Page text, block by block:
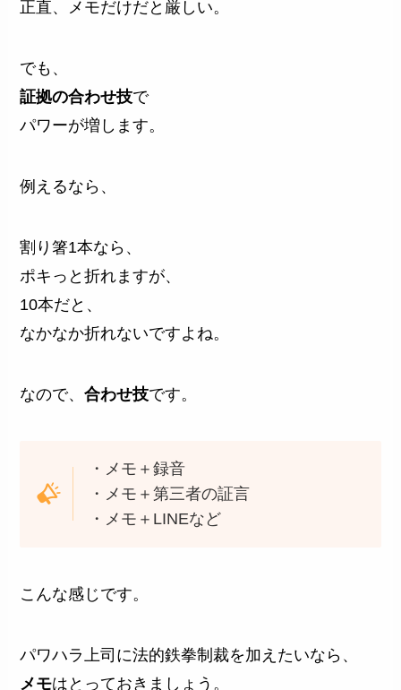
正直、メモだけだと厳しい。
でも、
証拠の合わせ技で
パワーが増します。
例えるなら、
割り箸1本なら、
ポキっと折れますが、
10本だと、
なかなか折れないですよね。
なので、合わせ技です。
・メモ＋録音
・メモ＋第三者の証言
・メモ＋LINEなど
こんな感じです。
パワハラ上司に法的鉄拳制裁を加えたいなら、
メモはとっておきましょう。